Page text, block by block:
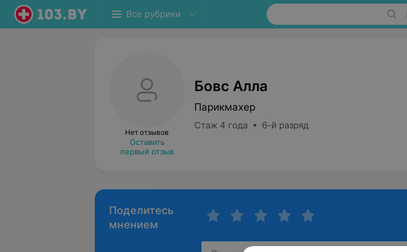
Все рубрики
Нет отзывов
Оставить
первый отзыв
Бовс Алла
Парикмахер
Стаж 4 года • 6-й разряд
Поделитесь
мнением